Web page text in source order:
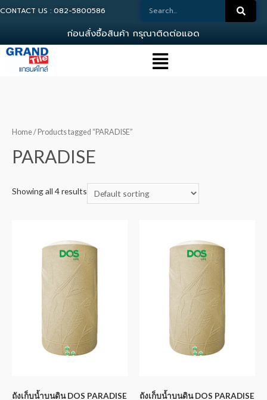
CONTACT US : 082-5800586
กอนสงซอสนคา กรณาตดตอแอดม
Home/ Products tagged “PARADISE”
PARADISE
Showing all 4 results
ถังเก็บน้ำบนดิน DOS PARADISE ถังเก็บน้ำบนดิน DOS PARADISE